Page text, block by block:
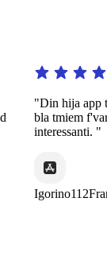
"Din hija app
bla tmiem
interessanti. "